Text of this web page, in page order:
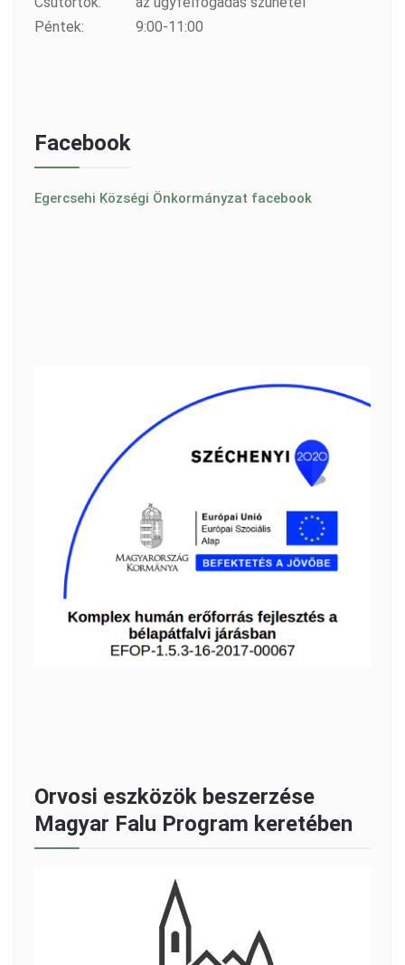
Péntek:
9:00-11:00
Facebook
Egercsehi Községi Önkormányzat facebook
Orvosi eszközök beszerzése
Magyar Falu Program keretében